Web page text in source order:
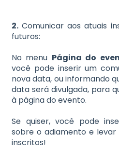
2. Comunicar aos atuais
futuros:
No menu Página do
você pode inserir um
nova data, ou informando
data será divulgada, para
à página do evento.
Se quiser, você pode
sobre o adiamento e levar
inscritos!